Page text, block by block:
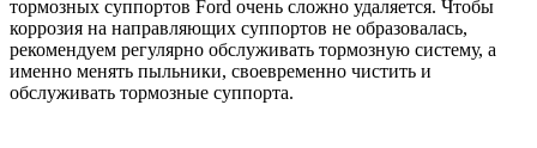
тормозных суппортов Ford очень сложно удаляется. Чтобы
коррозия на направляющих суппортов не образовалась,
рекомендуем регулярно обслуживать тормозную систему, а
именно менять пыльники, своевременно чистить и
обслуживать тормозные суппорта.